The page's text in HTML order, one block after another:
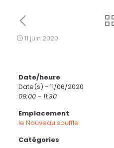
11 juin 2020
Date/heure
Date(s) - 11/06/2020
09:00 - 11:30
Emplacement
le Nouveau souffle
Catégories